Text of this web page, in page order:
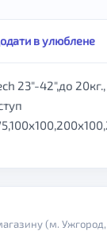
в улюблене
23"-42",до
(м.